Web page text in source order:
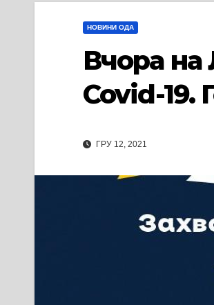
НОВИНИ ОДА
Вчора на
Covid-19.
ГРУ 12, 2021